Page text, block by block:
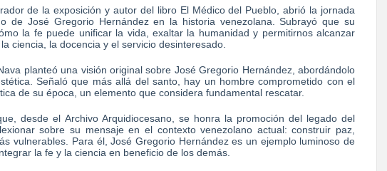
de la exposición y autor del libro El Médico del Pueblo, abrió la jornada
de José Gregorio Hernández en la historia venezolana. Subrayó que su
la fe puede unificar la vida, exaltar la humanidad y permitirnos alcanzar
ciencia, la docencia y el servicio desinteresado.
planteó una visión original sobre José Gregorio Hernández, abordándolo
Señaló que más allá del santo, hay un hombre comprometido con el
de su época, un elemento que considera fundamental rescatar.
desde el Archivo Arquidiocesano, se honra la promoción del legado del
sobre su mensaje en el contexto venezolano actual: construir paz,
vulnerables. Para él, José Gregorio Hernández es un ejemplo luminoso de
la fe y la ciencia en beneficio de los demás.